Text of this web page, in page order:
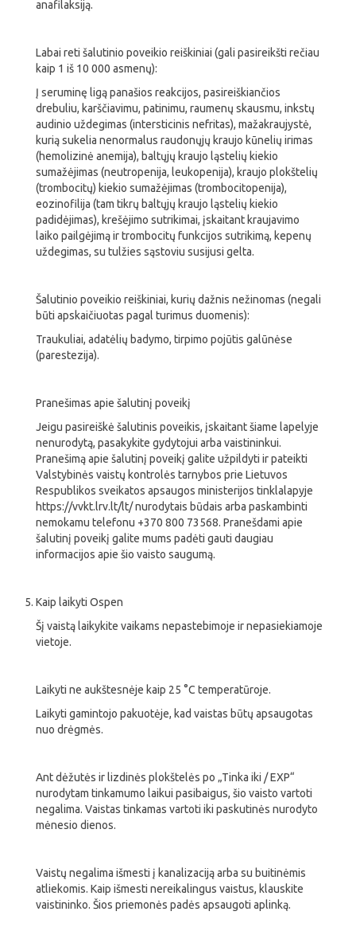
anafilaksiją.
Labai reti šalutinio poveikio reiškiniai (gali pasireikšti rečiau
kaip 1 iš 10 000 asmenų):
Į seruminę ligą panašios reakcijos, pasireiškiančios
drebuliu, karščiavimu, patinimu, raumenų skausmu, inkstų
audinio uždegimas (intersticinis nefritas), mažakraujystė,
kurią sukelia nenormalus raudonųjų kraujo kūnelių irimas
(hemolizinė anemija), baltųjų kraujo ląstelių kiekio
sumažėjimas (neutropenija, leukopenija), kraujo plokštelių
(trombocitų) kiekio sumažėjimas (trombocitopenija),
eozinofilija (tam tikrų baltųjų kraujo ląstelių kiekio
padidėjimas), krešėjimo sutrikimai, įskaitant kraujavimo
laiko pailgėjimą ir trombocitų funkcijos sutrikimą, kepenų
uždegimas, su tulžies sąstoviu susijusi gelta.
Šalutinio poveikio reiškiniai, kurių dažnis nežinomas (negali
būti apskaičiuotas pagal turimus duomenis):
Traukuliai, adatėlių badymo, tirpimo pojūtis galūnėse
(parestezija).
Pranešimas apie šalutinį poveikį
Jeigu pasireiškė šalutinis poveikis, įskaitant šiame lapelyje
nenurodytą, pasakykite gydytojui arba vaistininkui.
Pranešimą apie šalutinį poveikį galite užpildyti ir pateikti
Valstybinės vaistų kontrolės tarnybos prie Lietuvos
Respublikos sveikatos apsaugos ministerijos tinklalapyje
https://vvkt.lrv.lt/lt/ nurodytais būdais arba paskambinti
nemokamu telefonu +370 800 73568. Pranešdami apie
šalutinį poveikį galite mums padėti gauti daugiau
informacijos apie šio vaisto saugumą.
Kaip laikyti Ospen
Šį vaistą laikykite vaikams nepastebimoje ir nepasiekiamoje
vietoje.
Laikyti ne aukštesnėje kaip 25 °C temperatūroje.
Laikyti gamintojo pakuotėje, kad vaistas būtų apsaugotas
nuo drėgmės.
Ant dėžutės ir lizdinės plokštelės po „Tinka iki / EXP“
nurodytam tinkamumo laikui pasibaigus, šio vaisto vartoti
negalima. Vaistas tinkamas vartoti iki paskutinės nurodyto
mėnesio dienos.
Vaistų negalima išmesti į kanalizaciją arba su buitinėmis
atliekomis. Kaip išmesti nereikalingus vaistus, klauskite
vaistininko. Šios priemonės padės apsaugoti aplinką.